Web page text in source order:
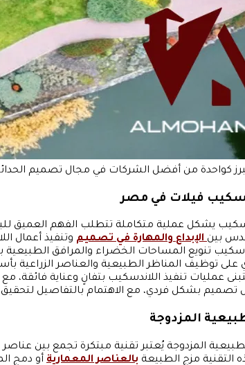
كواحدة من أفضل الشركات في مجال تصميم
سكيب فيلات في مصر
يشكل عملية متكاملة تتطلب الفهم العميق
بينالإبداع والمهارة في تصميم وتنفيذ أعمال
تنويع المساحات الخضراء والمرافق الطبيعية
توظيف المناظر الطبيعية والعناصر الزراعية
عمليات تنفيذ اللاندسكيب بتفانٍ وعناية فائقة، مع
تصميم بشكل فردي، مع الاهتمام بالتفاصيل لتحقيق
المزدوجة
المزدوجة يُعتبر تقنية مبتكرة تجمع بين
مزج الطبيعة بالعناصر المعمارية أو دمج